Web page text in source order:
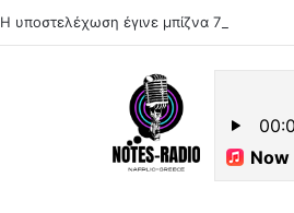
Η υποστελέχωση έγινε μπίζνα 7 εκατ. ευρώ